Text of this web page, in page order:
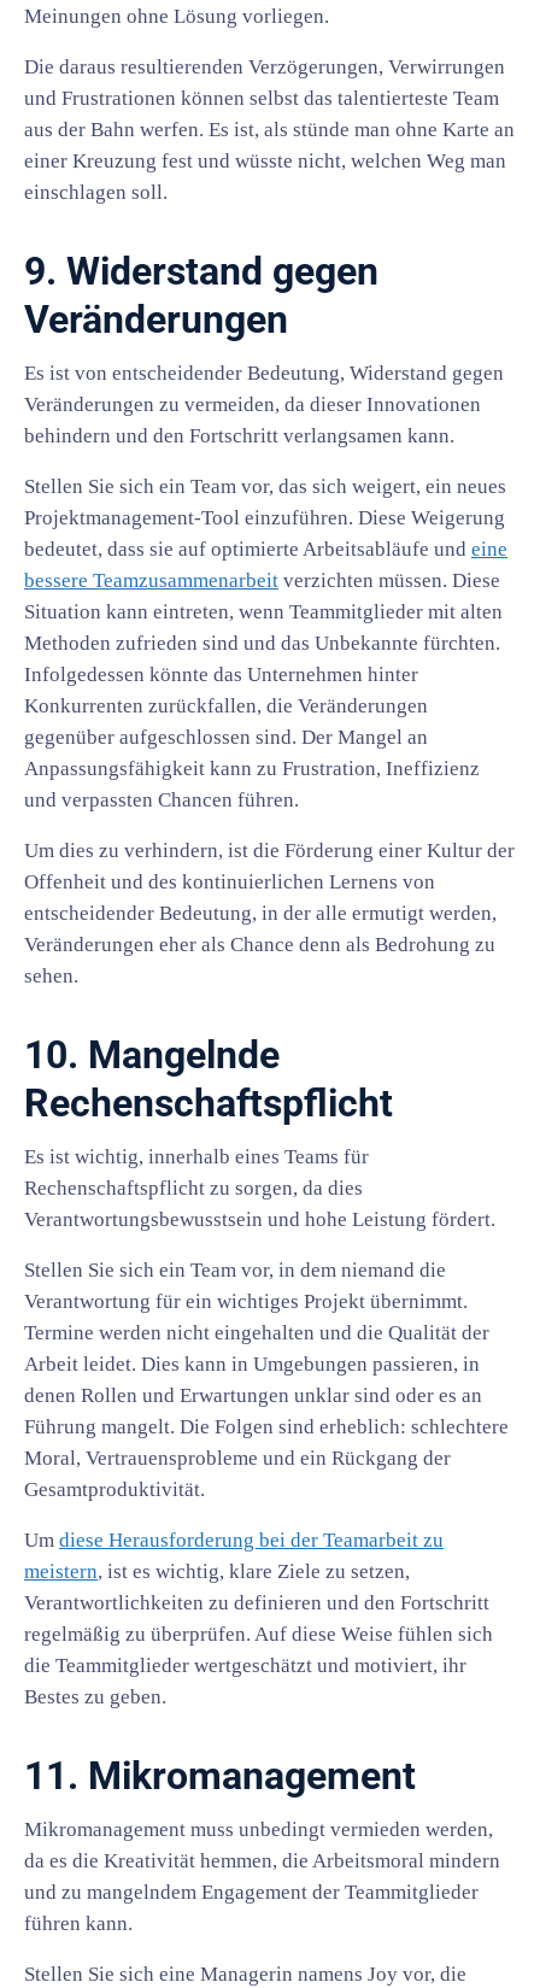
Meinungen ohne Lösung vorliegen.
Die daraus resultierenden Verzögerungen, Verwirrungen
und Frustrationen können selbst das talentierteste Team
aus der Bahn werfen. Es ist, als stünde man ohne Karte an
einer Kreuzung fest und wüsste nicht, welchen Weg man
einschlagen soll.
9. Widerstand gegen
Veränderungen
Es ist von entscheidender Bedeutung, Widerstand gegen
Veränderungen zu vermeiden, da dieser Innovationen
behindern und den Fortschritt verlangsamen kann.
Stellen Sie sich ein Team vor, das sich weigert, ein neues
Projektmanagement-Tool einzuführen. Diese Weigerung
bedeutet, dass sie auf optimierte Arbeitsabläufe und eine
bessere Teamzusammenarbeit verzichten müssen. Diese
Situation kann eintreten, wenn Teammitglieder mit alten
Methoden zufrieden sind und das Unbekannte fürchten.
Infolgedessen könnte das Unternehmen hinter
Konkurrenten zurückfallen, die Veränderungen
gegenüber aufgeschlossen sind. Der Mangel an
Anpassungsfähigkeit kann zu Frustration, Ineffizienz
und verpassten Chancen führen.
Um dies zu verhindern, ist die Förderung einer Kultur der
Offenheit und des kontinuierlichen Lernens von
entscheidender Bedeutung, in der alle ermutigt werden,
Veränderungen eher als Chance denn als Bedrohung zu
sehen.
10. Mangelnde
Rechenschaftspflicht
Es ist wichtig, innerhalb eines Teams für
Rechenschaftspflicht zu sorgen, da dies
Verantwortungsbewusstsein und hohe Leistung fördert.
Stellen Sie sich ein Team vor, in dem niemand die
Verantwortung für ein wichtiges Projekt übernimmt.
Termine werden nicht eingehalten und die Qualität der
Arbeit leidet. Dies kann in Umgebungen passieren, in
denen Rollen und Erwartungen unklar sind oder es an
Führung mangelt. Die Folgen sind erheblich: schlechtere
Moral, Vertrauensprobleme und ein Rückgang der
Gesamtproduktivität.
Um diese Herausforderung bei der Teamarbeit zu
meistern, ist es wichtig, klare Ziele zu setzen,
Verantwortlichkeiten zu definieren und den Fortschritt
regelmäßig zu überprüfen. Auf diese Weise fühlen sich
die Teammitglieder wertgeschätzt und motiviert, ihr
Bestes zu geben.
11. Mikromanagement
Mikromanagement muss unbedingt vermieden werden,
da es die Kreativität hemmen, die Arbeitsmoral mindern
und zu mangelndem Engagement der Teammitglieder
führen kann.
Stellen Sie sich eine Managerin namens Joy vor, die